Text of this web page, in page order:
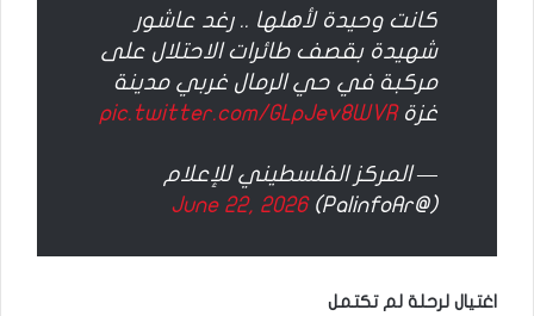
كانت وحيدة لأهلها .. رغد عاشور
شهيدة بقصف طائرات الاحتلال على
مركبة في حي الرمال غربي مدينة
غزةpic.twitter.com/GLpJev8WVR
— المركز الفلسطيني للإعلام
(@PalinfoAr)
June 22, 2026
اغتيال لرحلة لم تكتمل